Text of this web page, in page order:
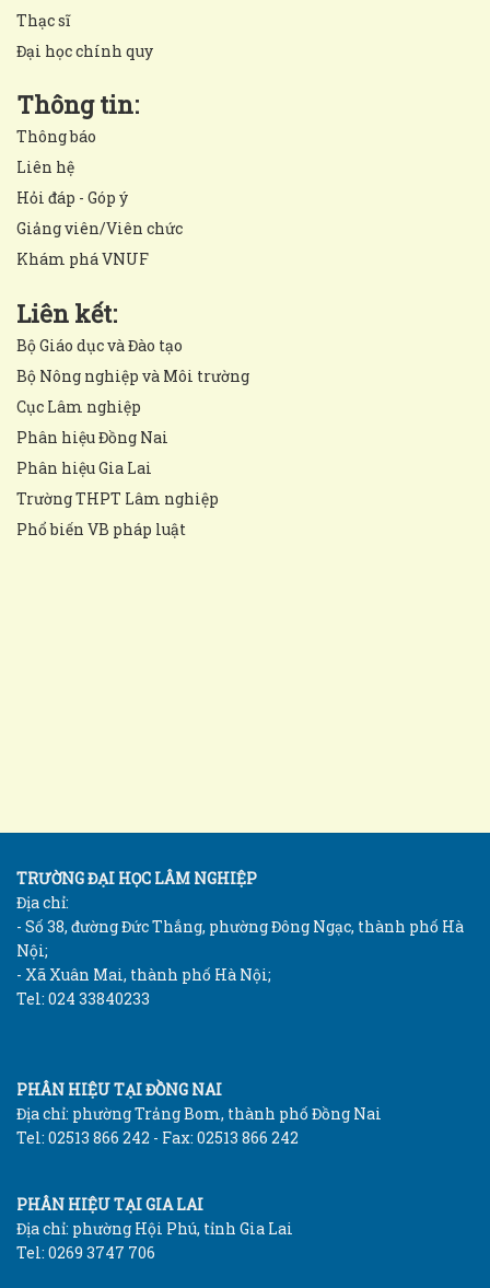
Thạc sĩ
Đại học chính quy
Thông tin:
Thông báo
Liên hệ
Hỏi đáp - Góp ý
Giảng viên/Viên chức
Khám phá VNUF
Liên kết:
Bộ Giáo dục và Đào tạo
Bộ Nông nghiệp và Môi trường
Cục Lâm nghiệp
Phân hiệu Đồng Nai
Phân hiệu Gia Lai
Trường THPT Lâm nghiệp
Phổ biến VB pháp luật
TRƯỜNG ĐẠI HỌC LÂM NGHIỆP
Địa chỉ:
- Số 38, đường Đức Thắng, phường Đông Ngạc, thành phố Hà
Nội;
- Xã Xuân Mai, thành phố Hà Nội;
Tel: 024 33840233
PHÂN HIỆU TẠI ĐỒNG NAI
Địa chỉ: phường Trảng Bom, thành phố Đồng Nai
Tel: 02513 866 242 - Fax: 02513 866 242
PHÂN HIỆU TẠI GIA LAI
Địa chỉ: phường Hội Phú, tỉnh Gia Lai
Tel: 0269 3747 706